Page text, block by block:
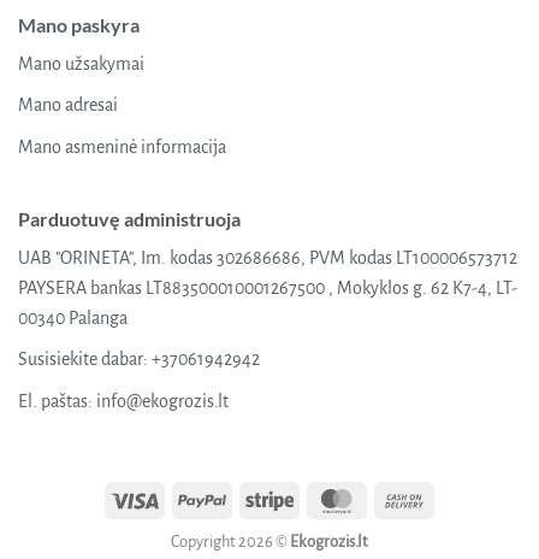
Mano paskyra
Mano užsakymai
Mano adresai
Mano asmeninė informacija
Parduotuvę administruoja
UAB "ORINETA", Im. kodas 302686686, PVM kodas LT100006573712
PAYSERA bankas LT883500010001267500 , Mokyklos g. 62 K7-4, LT-
00340 Palanga
Susisiekite dabar: +37061942942
El. paštas: info@ekogrozis.lt
Visa PayPal Stripe MasterCard
Copyright 2026 © Ekogrozis.lt